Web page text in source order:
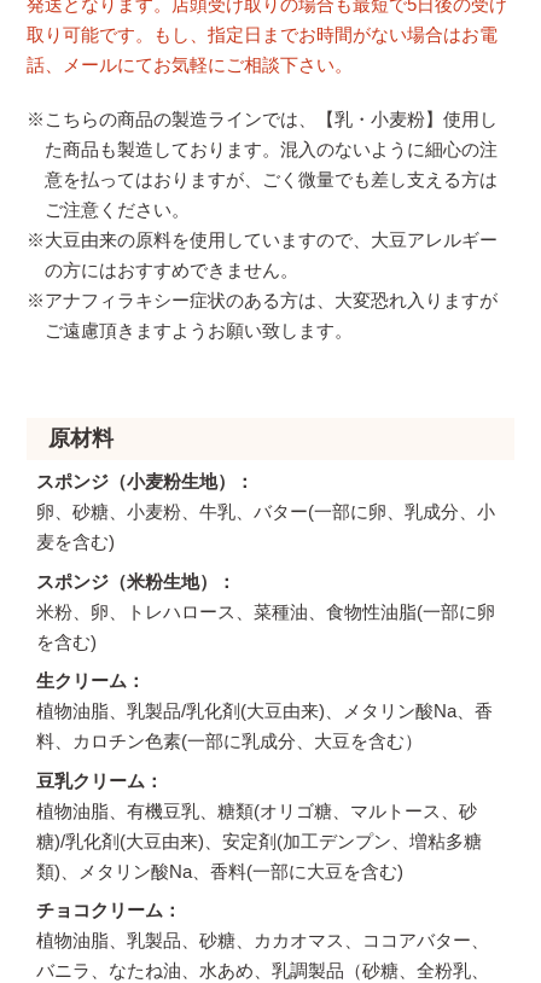
取り可能です。もし、指定日までお時間がない場合はお電
話、メールにてお気軽にご相談下さい。
※こちらの商品の製造ラインでは、【乳・小麦粉】使用し
た商品も製造しております。混入のないように細心の注
意を払ってはおりますが、ごく微量でも差し支える方は
ご注意ください。
※大豆由来の原料を使用していますので、大豆アレルギー
の方にはおすすめできません。
※アナフィラキシー症状のある方は、大変恐れ入りますが
ご遠慮頂きますようお願い致します。
原材料
スポンジ（小麦粉生地）
卵、砂糖、小麦粉、牛乳、バター(一部に卵、乳成分、小
麦を含む)
スポンジ（米粉生地）
米粉、卵、トレハロース、菜種油、食物性油脂(一部に卵
を含む)
生クリーム
植物油脂、乳製品/乳化剤(大豆由来)、メタリン酸Na、香
料、カロチン色素(一部に乳成分、大豆を含む）
豆乳クリーム
植物油脂、有機豆乳、糖類(オリゴ糖、マルトース、砂
糖)/乳化剤(大豆由来)、安定剤(加工デンプン、増粘多糖
類)、メタリン酸Na、香料(一部に大豆を含む)
チョコクリーム
植物油脂、乳製品、砂糖、カカオマス、ココアバター、
バニラ、なたね油、水あめ、乳調製品（砂糖、全粉乳、